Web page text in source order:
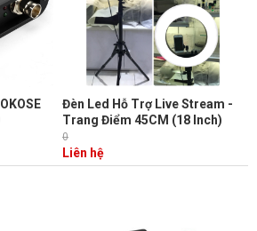
Đèn Led Hỗ Trợ Live Stream -
Trang Điểm 45CM (18 Inch)
0
Liên hệ